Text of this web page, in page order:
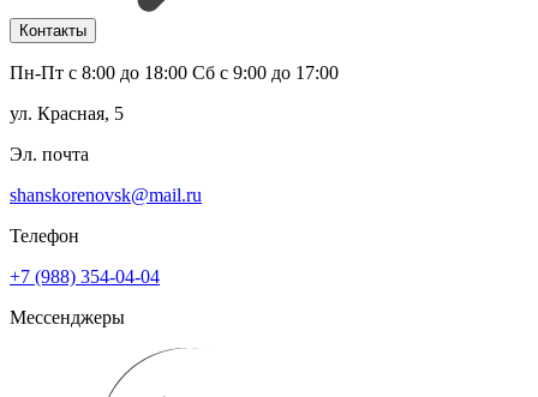
Контакты
Пн-Пт с 8:00 до 18:00 Сб с 9:00 до 17:00
ул. Красная, 5
Эл. почта
shanskorenovsk@mail.ru
Телефон
+7 (988) 354-04-04
Мессенджеры